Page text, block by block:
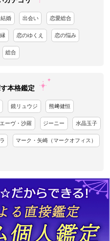
結婚 出会い 恋愛総合
恋のゆくえ 恋の悩み
総合
本格鑑定
鏡リュウジ 熊﨑健恒
ーヴ・沙羅 ジーニー 水晶玉子
マーク・矢崎（マークオフィス）